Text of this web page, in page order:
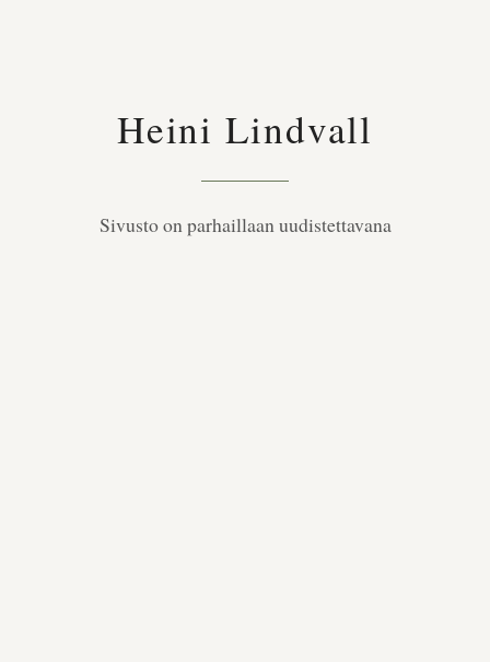
Heini Lindvall
Sivusto on parhaillaan uudistettavana